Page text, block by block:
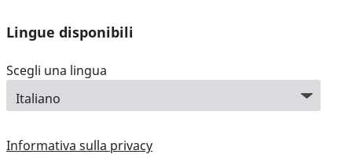
Lingue disponibili
Scegli una lingua
Informativa sulla privacy